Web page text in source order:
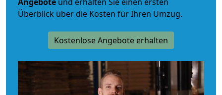
Überblick über die Kosten für Ihren Umzug.
Kostenlose Angebote erhalten